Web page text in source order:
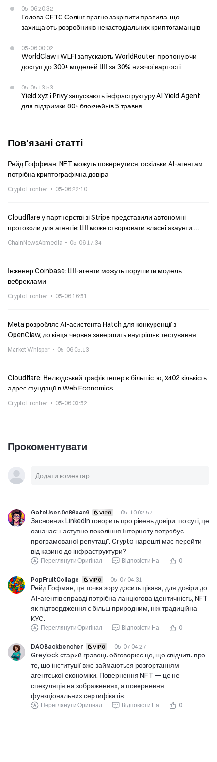
05-06 20:32
Голова CFTC Селінг прагне закріпити правила, що
захищають розробників некастодіальних криптогаманців
05-06 00:02
WorldClaw і WLFI запускають WorldRouter, пропонуючи
доступ до 300+ моделей ШІ за 30% нижчої вартості
05-05 13:53
Yield.xyz і Privy запускають інфраструктуру AI Yield Agent
для підтримки 80+ блокчейнів 5 травня
Пов'язані статті
Рейд Гоффман: NFT можуть повернутися, оскільки AI-агентам
потрібна криптографічна довіра
Crypto Frontier 05-06 22:10
Cloudflare у партнерстві зі Stripe представили автономні
протоколи для агентів: ШІ може створювати власні акаунти,
ChainNewsAbmedia 05-06 17:34
Інженер Coinbase: ШІ-агенти можуть порушити модель
вебреклами
Crypto Frontier 05-06 16:51
Meta розробляє AI-асистента Hatch для конкуренції з
OpenClaw, до кінця червня завершить внутрішнє тестування
Market Whisper 05-06 05:13
Cloudflare: Нелюдський трафік тепер є більшістю, x402 кількість
адрес фундації в Web Economics
Crypto Frontier 05-06 03:52
Прокоментувати
GateUser-0c86a4c9 · 05-10 02:57
Засновник LinkedIn говорить про рівень довіри, по суті, це
означає: наступне покоління Інтернету потребує
програмованої репутації. Crypto нарешті має перейти
від казино до інфраструктури?
Переглянути Оригінал Відповісти На 0
PopFruitCollage · 05-07 04:31
Рейд Гофман, ця точка зору досить цікава, для довіри до
AI-агентів справді потрібна ланцюгова ідентичність, NFT
як підтвердження є більш природним, ніж традиційна
KYC.
Переглянути Оригінал Відповісти На 0
DAOBackbencher · 05-07 04:27
Greylock старий гравець обговорює це, що свідчить про
те, що інституції вже займаються розгортанням
агентської економіки. Повернення NFT — це не
спекуляція на зображеннях, а повернення
функціональних сертифікатів.
Переглянути Оригінал Відповісти На 0